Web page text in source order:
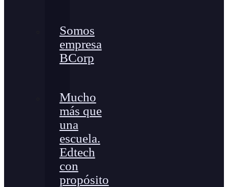
Somos
empresa
BCorp
Mucho
más que
una
escuela.
Edtech
con
propósito